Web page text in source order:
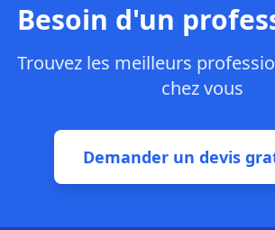
Besoin d'un
Trouvez les meilleurs
chez vous
Demander un devis